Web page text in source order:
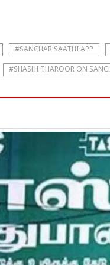
#SANCHAR SAATHI APP
#SHASHI THAROOR ON